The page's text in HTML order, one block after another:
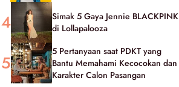
Simak 5 Gaya Jennie BLACKPINK
di Lollapalooza
5 Pertanyaan saat PDKT yang
Bantu Memahami Kecocokan dan
Karakter Calon Pasangan